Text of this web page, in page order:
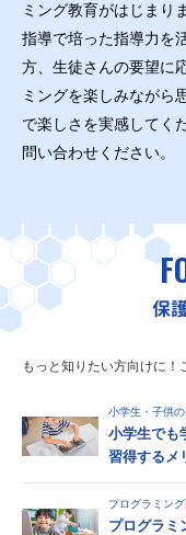
ミング教育がはじまり
指導で培った指導力を
方、生徒さんの要望に
ミングを楽しみながら
で楽しさを実感してく
問い合わせください。
保
もっと知りたい方向けに！
小学生・子供
小学生でも
習得するメ
プログラミン
プログラミ